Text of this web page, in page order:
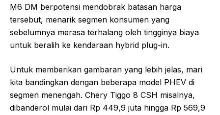
M6 DM berpotensi mendobrak batasan harga
tersebut, menarik segmen konsumen yang
sebelumnya merasa terhalang oleh tingginya biaya
untuk beralih ke kendaraan hybrid plug-in.
Untuk memberikan gambaran yang lebih jelas, mari
kita bandingkan dengan beberapa model PHEV di
segmen menengah. Chery Tiggo 8 CSH misalnya,
dibanderol mulai dari Rp 449,9 juta hingga Rp 569,9